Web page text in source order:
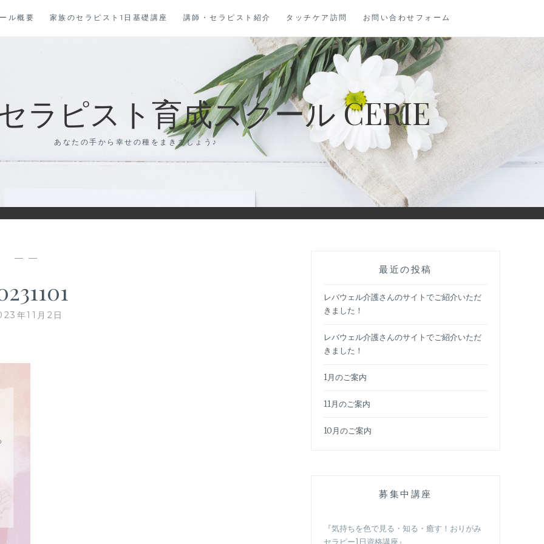
ル概要 家族のセラピスト1日基礎講座 講師・セラピスト紹介 タッチケア訪問 お問い合わせフォーム
ラピスト育成スクール CERIE
あなたの手から幸せの種をまきましょう♪
— —
年11月2日
最近の投稿
レバウェル介護さんのサイトでご紹介いただ
きました！
レバウェル介護さんのサイトでご紹介いただ
きました！
1月のご案内
11月のご案内
10月のご案内
募集中講座
『気持ちを色で見る・知る・癒す！おりがみ